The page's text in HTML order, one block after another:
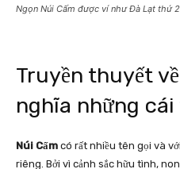
Ngọn Núi Cấm được ví như Đà Lạt thứ
Truyền thuyết
nghĩa những cái
Núi Cấm có rất nhiều tên gọi và
riêng. Bởi vì cảnh sắc hữu tình,